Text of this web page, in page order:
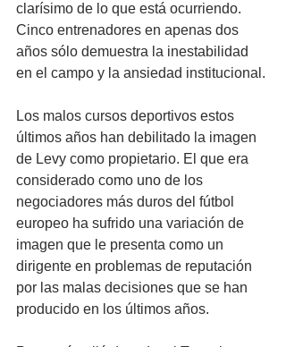
clarísimo de lo que está ocurriendo.
Cinco entrenadores en apenas dos
años sólo demuestra la inestabilidad
en el campo y la ansiedad institucional.
Los malos cursos deportivos estos
últimos años han debilitado la imagen
de Levy como propietario. El que era
considerado como uno de los
negociadores más duros del fútbol
europeo ha sufrido una variación de
imagen que le presenta como un
dirigente en problemas de reputación
por las malas decisiones que se han
producido en los últimos años.